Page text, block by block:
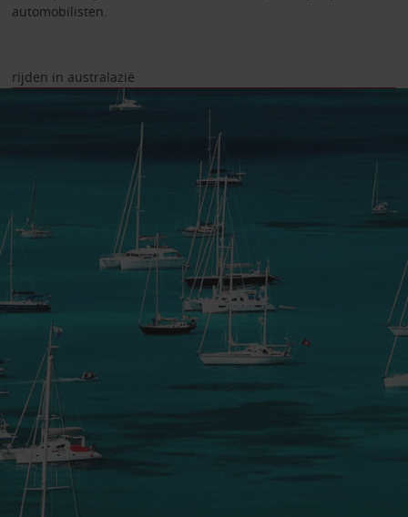
automobilisten.
rijden in australazië